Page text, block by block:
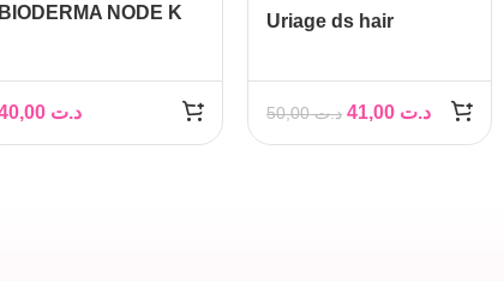
BIODERMA NODE K
د.ت
Uriage ds hair
د.ت50,00 د.ت